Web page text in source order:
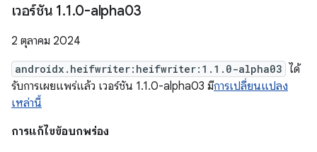
เวอร์ชัน 1.1.0-alpha03
2 ตุลาคม 2024
androidx.heifwriter:heifwriter:1.1.0-alpha03 ได้
รับการเผยแพร่แล้ว เวอร์ชัน 1.1.0-alpha03 มีการเปลี่ยนแปลง
เหล่านี้
การแก้ไขข้อบกพร่อง